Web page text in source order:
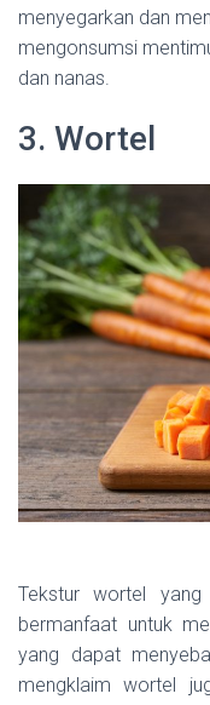
menyegarkan dan
mengonsumsi
dan nanas.
3. Wortel
Tekstur wortel
bermanfaat untuk
yang dapat
mengklaim wortel